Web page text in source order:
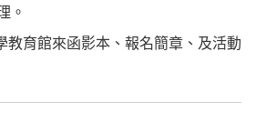
。
教育館來函影本、報名簡章、及活動